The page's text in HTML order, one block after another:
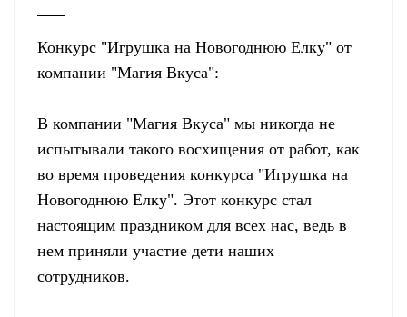
Конкурс "Игрушка на Новогоднюю Елку" от
компании "Магия Вкуса":
В компании "Магия Вкуса" мы никогда не
испытывали такого восхищения от работ, как
во время проведения конкурса "Игрушка на
Новогоднюю Елку". Этот конкурс стал
настоящим праздником для всех нас, ведь в
нем приняли участие дети наших
сотрудников.